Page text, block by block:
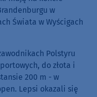
w
Świata w Wyścigach
Polstyru
do złota i
200 m - w
Lepsi okazali się